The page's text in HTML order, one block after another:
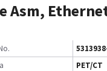
Asm,
PET/CT